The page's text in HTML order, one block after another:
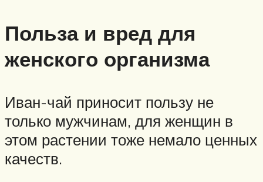
Польза и вред для
женского организма
Иван-чай приносит пользу не
только мужчинам, для женщин в
этом растении тоже немало ценных
качеств.